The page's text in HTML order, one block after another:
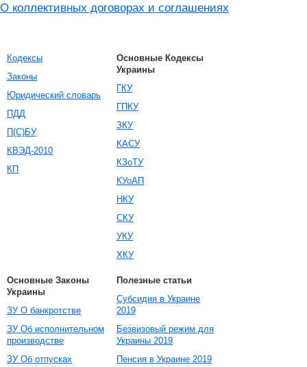
О коллективных договорах и соглашениях
Кодексы
Законы
Юридический словарь
ПДД
П(С)БУ
КВЭД-2010
КП
Основные Кодексы
Украины
ГКУ
ГПКУ
ЗКУ
КАСУ
КЗоТУ
КУоАП
НКУ
СКУ
УКУ
ХКУ
Основные Законы
Украины
ЗУ О банкротстве
ЗУ Об исполнительном
производстве
ЗУ Об отпусках
Полезные статьи
Субсидия в Украине
2019
Безвизовый режим для
Украины 2019
Пенсия в Украине 2019